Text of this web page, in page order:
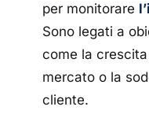
per monitorare
Sono legati a
come la
mercato o la
cliente.